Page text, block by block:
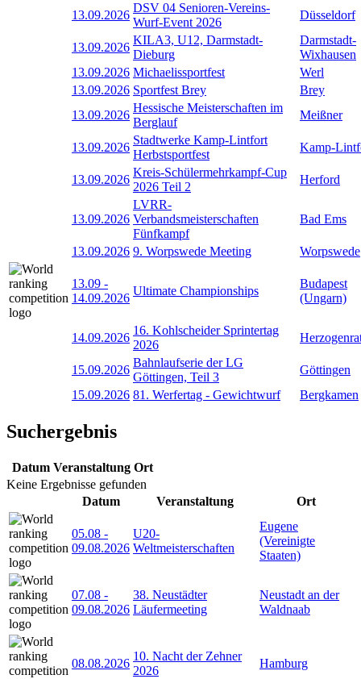
13.09.2026
DSV 04 Senioren-Vereins-
Wurf-Event 2026
Düsseldorf
13.09.2026
KILA3, U12, Darmstadt-
Dieburg
Darmstadt-
Wixhausen
13.09.2026 Michaelissportfest
Werl
13.09.2026 Sportfest Brey
Brey
13.09.2026
Hessische Meisterschaften im
Berglauf
Meißner
13.09.2026
Stadtwerke Kamp-Lintfort
Herbstsportfest
Kamp-
13.09.2026
Kreis-Schülermehrkampf-Cup
2026 Teil 2
Herford
13.09.2026
LVRR-
Verbandsmeisterschaften
Fünfkampf
Bad Ems
13.09.2026 9. Worpswede Meeting Worpswede
13.09 -
14.09.2026
Ultimate Championships
Budapest
(Ungarn)
14.09.2026
16. Kohlscheider Sprintertag
2026
15.09.2026
Bahnlaufserie der LG
Göttingen, Teil 3
Göttingen
15.09.2026 81. Werfertag - Gewichtwurf Bergkamen
Suchergebnis
Datum Veranstaltung Ort
Keine Ergebnisse gefunden
Datum
Veranstaltung Ort
05.08 -
09.08.2026
U20-
Weltmeisterschaften
Eugene
(Vereinigte
Staaten)
07.08 -
09.08.2026
38. Neustädter
Läufermeeting
Neustadt an der
Waldnaab
08.08.2026
10. Nacht der Zehner
2026
Hamburg